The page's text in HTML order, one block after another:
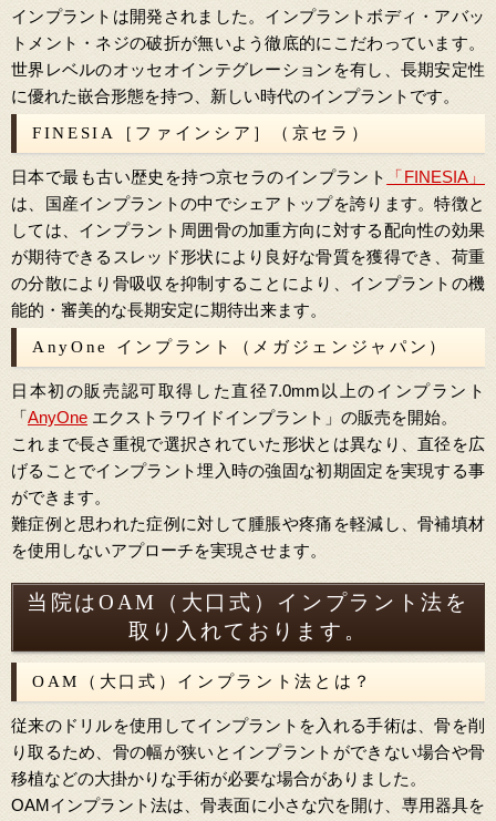
インプラントは開発されました。インプラントボディ・アバッ
トメント・ネジの破折が無いよう徹底的にこだわっています。
世界レベルのオッセオインテグレーションを有し、長期安定性
に優れた嵌合形態を持つ、新しい時代のインプラントです。
FINESIA［ファインシア］（京セラ）
日本で最も古い歴史を持つ京セラのインプラント
「FINESIA」
は、国産インプラントの中でシェアトップを誇ります。特徴と
しては、インプラント周囲骨の加重方向に対する配向性の効果
が期待できるスレッド形状により良好な骨質を獲得でき、荷重
の分散により骨吸収を抑制することにより、インプラントの機
能的・審美的な長期安定に期待出来ます。
AnyOne インプラント（メガジェンジャパン）
日本初の販売認可取得した直径7.0mm以上のインプラント
「AnyOne エクストラワイドインプラント」の販売を開始。
これまで長さ重視で選択されていた形状とは異なり、直径を広
げることでインプラント埋入時の強固な初期固定を実現する事
ができます。
難症例と思われた症例に対して腫脹や疼痛を軽減し、骨補填材
を使用しないアプローチを実現させます。
当院はOAM（大口式）インプラント法を
取り入れております。
OAM（大口式）インプラント法とは？
従来のドリルを使用してインプラントを入れる手術は、骨を削
り取るため、骨の幅が狭いとインプラントができない場合や骨
移植などの大掛かりな手術が必要な場合がありました。
OAMインプラント法は、骨表面に小さな穴を開け、専用器具を